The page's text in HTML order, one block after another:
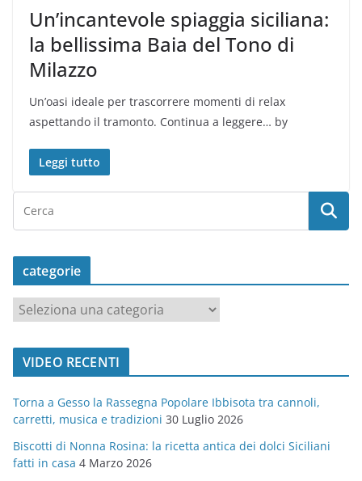
Un’incantevole spiaggia siciliana:
la bellissima Baia del Tono di
Milazzo
Un’oasi ideale per trascorrere momenti di relax
aspettando il tramonto. Continua a leggere… by
Leggi tutto
categorie
t
o
r
i
e
VIDEO RECENTI
Torna a Gesso la Rassegna Popolare Ibbisota tra cannoli,
carretti, musica e tradizioni 30 Luglio 2026
Biscotti di Nonna Rosina: la ricetta antica dei dolci Siciliani
fatti in casa 4 Marzo 2026